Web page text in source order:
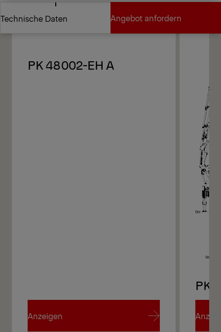
Technische Daten
Angebot anfordern
Diagramme
Anzeigen
PK